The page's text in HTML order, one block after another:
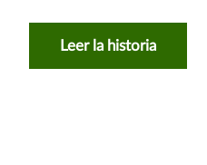
Leer la historia